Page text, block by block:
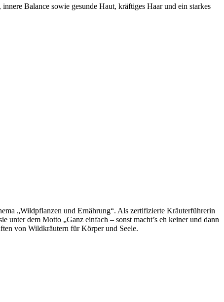
Balance sowie gesunde Haut, kräftiges Haar und ein starkes
„Wildpflanzen und Ernährung“. Als zertifizierte Kräuterführerin
unter dem Motto „Ganz einfach – sonst macht’s eh keiner und dann
von Wildkräutern für Körper und Seele.